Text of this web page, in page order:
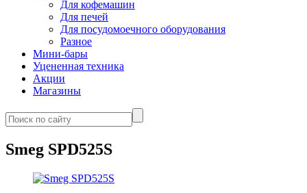
Для кофемашин
Для печей
Для посудомоечного оборудования
Разное
Мини-бары
Уцененная техника
Акции
Магазины
Smeg SPD525S